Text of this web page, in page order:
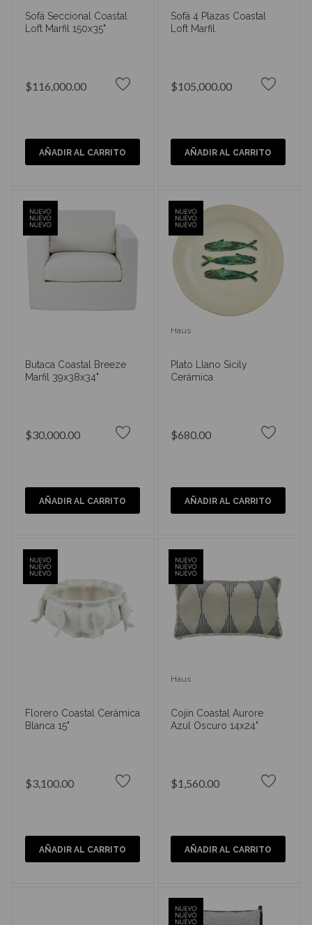
Sofá Seccional Coastal
Loft Marfil 150x35"
$116,000.00
AÑADIR AL CARRITO
Sofá 4 Plazas Coastal
Loft Marfil
$105,000.00
AÑADIR AL CARRITO
Butaca Coastal Breeze
Marfil 39x38x34"
$30,000.00
AÑADIR AL CARRITO
Haus
Plato Llano Sicily
Cerámica
$680.00
AÑADIR AL CARRITO
Florero Coastal Cerámica
Blanca 15"
$3,100.00
AÑADIR AL CARRITO
Haus
Cojín Coastal Aurore
Azul Oscuro 14x24"
$1,560.00
AÑADIR AL CARRITO